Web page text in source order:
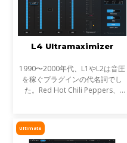
L4 Ultramaximizer
1990〜2000年代、L1やL2は音圧
を稼ぐプラグインの代名詞でし
た。Red Hot Chili Peppers、
ウンドは世界を席巻しました。し
かし今、音楽は単なる音圧では
Ultimate